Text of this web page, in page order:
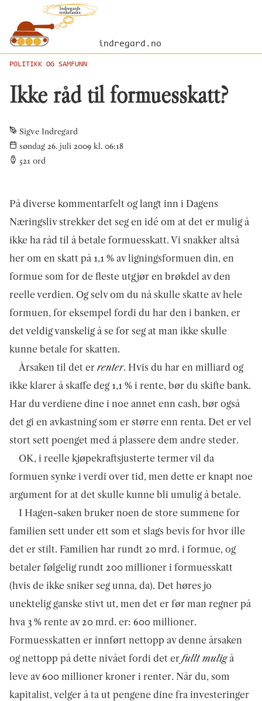
indregard.no
POLITIKK OG SAMFUNN
Ikke råd til formuesskatt?
Sigve Indregard
søndag 26. juli 2009 kl. 06:18
521 ord
På diverse kommentarfelt og langt inn i Dagens
Næringsliv strekker det seg en idé om at det er mulig å
ikke ha råd til å betale formuesskatt. Vi snakker altså
her om en skatt på 1,1 % av ligningsformuen din, en
formue som for de fleste utgjør en brøkdel av den
reelle verdien. Og selv om du nå skulle skatte av hele
formuen, for eksempel fordi du har den i banken, er
det veldig vanskelig å se for seg at man ikke skulle
kunne betale for skatten.
Årsaken til det er renter. Hvis du har en milliard og
ikke klarer å skaffe deg 1,1 % i rente, bør du skifte bank.
Har du verdiene dine i noe annet enn cash, bør også
det gi en avkastning som er større enn renta. Det er vel
stort sett poenget med å plassere dem andre steder.
OK, i reelle kjøpekraftsjusterte termer vil da
formuen synke i verdi over tid, men dette er knapt noe
argument for at det skulle kunne bli umulig å betale.
I Hagen-saken bruker noen de store summene for
familien sett under ett som et slags bevis for hvor ille
det er stilt. Familien har rundt 20 mrd. i formue, og
betaler følgelig rundt 200 millioner i formuesskatt
(hvis de ikke sniker seg unna, da). Det høres jo
unektelig ganske stivt ut, men det er før man regner på
hva 3 % rente av 20 mrd. er: 600 millioner.
Formuesskatten er innført nettopp av denne årsaken
og nettopp på dette nivået fordi det er fullt muligå
leve av 600 millioner kroner i renter. Når du, som
kapitalist, velger å ta ut pengene dine fra investeringer